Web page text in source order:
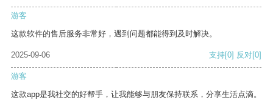
游客
这款软件的售后服务非常好，遇到问题都能得到及时解决。
2025-09-06 支持[0] 反对[0]
游客
这款app是我社交的好帮手，让我能够与朋友保持联系，分享生活点滴。